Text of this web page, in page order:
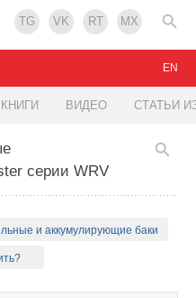
TG VK RT MX
КНИГИ ВИДЕО СТАТЬИ
EN
серии WRV
и аккумулирующие баки